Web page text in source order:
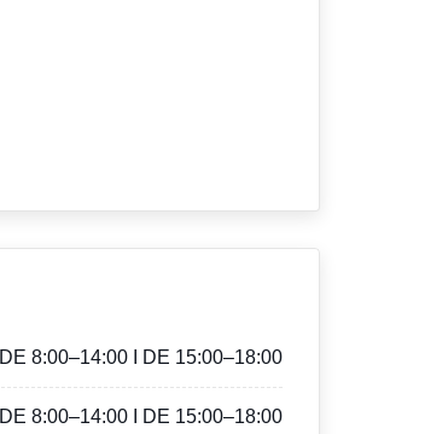
DE 8:00–14:00 I DE 15:00–18:00
DE 8:00–14:00 I DE 15:00–18:00